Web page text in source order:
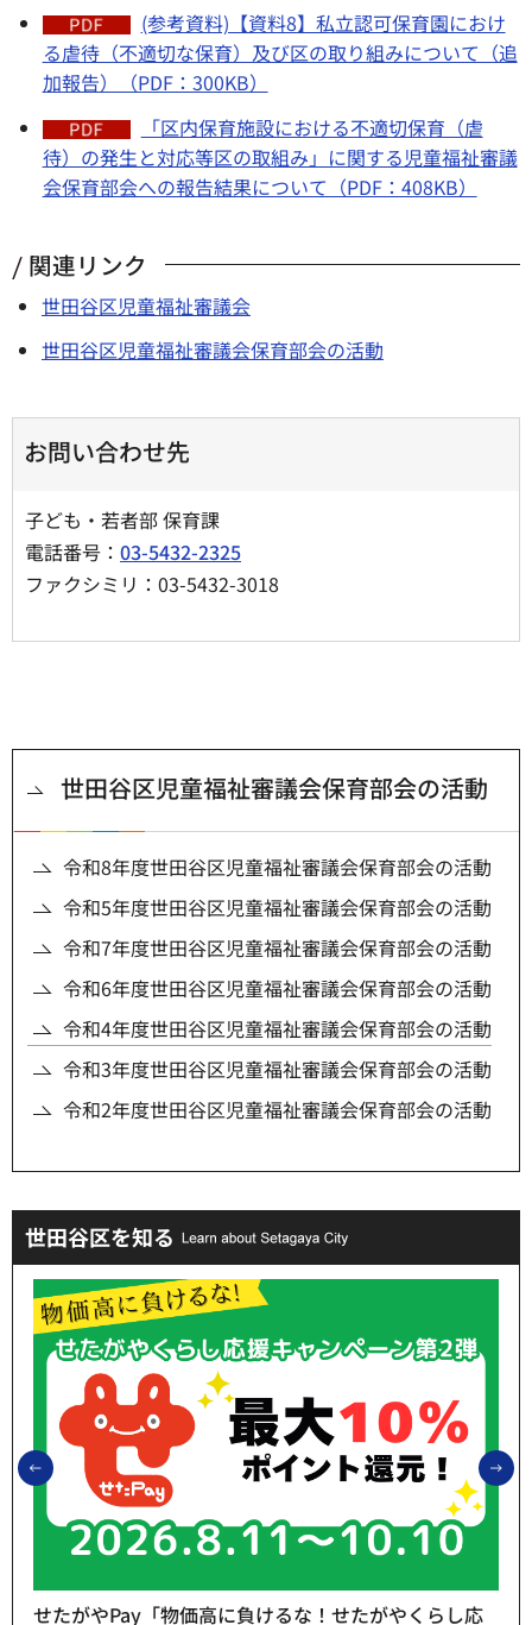
(参考資料)【資料8】私立認可保育園におけ
る虐待（不適切な保育）及び区の取り組みについて（追
加報告）（PDF：300KB）
「区内保育施設における不適切保育（虐
待）の発生と対応等区の取組み」に関する児童福祉審議
会保育部会への報告結果について（PDF：408KB）
関連リンク
世田谷区児童福祉審議会
世田谷区児童福祉審議会保育部会の活動
お問い合わせ先
子ども・若者部 保育課
電話番号： 03-5432-2325
ファクシミリ：03-5432-3018
世田谷区児童福祉審議会保育部会の活動
令和8年度世田谷区児童福祉審議会保育部会の活動
令和5年度世田谷区児童福祉審議会保育部会の活動
令和7年度世田谷区児童福祉審議会保育部会の活動
令和6年度世田谷区児童福祉審議会保育部会の活動
令和4年度世田谷区児童福祉審議会保育部会の活動
令和3年度世田谷区児童福祉審議会保育部会の活動
令和2年度世田谷区児童福祉審議会保育部会の活動
世田谷区を知る
前のスライドを表示
せたがやPay「物価高に負けるな！せたがやくらし応